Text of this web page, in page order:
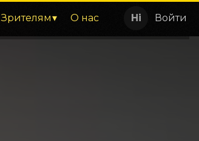
Зрителям О нас Войти